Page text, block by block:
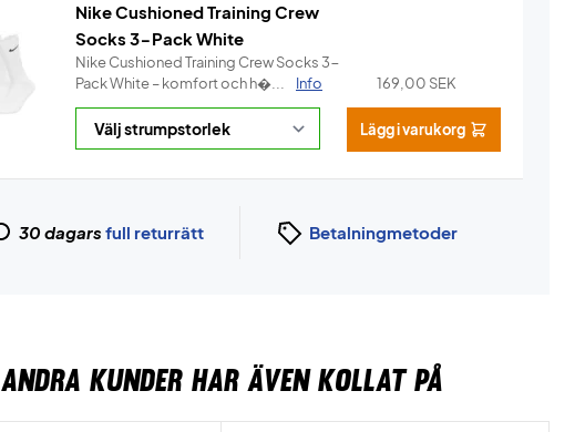
Nike Cushioned Training Crew
Socks 3-Pack White
Nike Cushioned Training Crew Socks 3-
Pack White – komfort och h�...
Info 169,00 SEK
Lägg i varukorg
30 dagars full returrätt Betalningmetoder
ANDRA KUNDER HAR ÄVEN KOLLAT PÅ